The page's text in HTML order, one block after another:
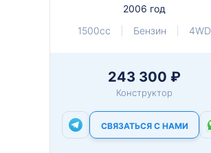
2006 год
1500cc
Бензин 4WD
243 300 ₽
Конструктор
СВЯЗАТЬСЯ С НАМИ